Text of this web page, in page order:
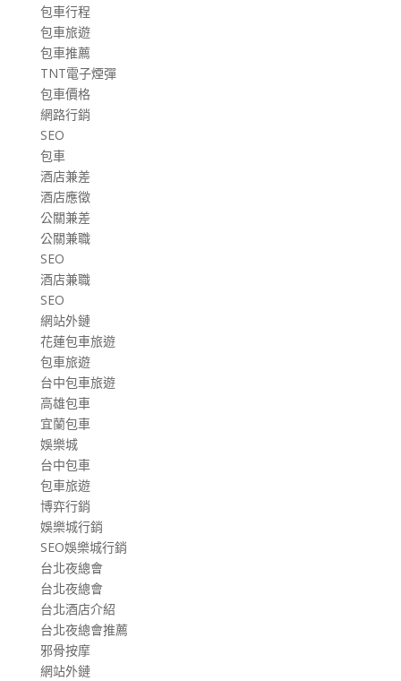
包車行程
包車旅遊
包車推薦
TNT電子煙彈
包車價格
網路行銷
SEO
包車
酒店兼差
酒店應徵
公關兼差
公關兼職
SEO
酒店兼職
SEO
網站外鏈
花蓮包車旅遊
包車旅遊
台中包車旅遊
高雄包車
宜蘭包車
娛樂城
台中包車
包車旅遊
博弈行銷
娛樂城行銷
SEO娛樂城行銷
台北夜總會
台北夜總會
台北酒店介紹
台北夜總會推薦
邪骨按摩
網站外鏈